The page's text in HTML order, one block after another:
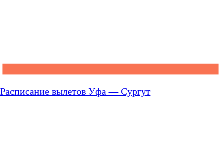
Расписание вылетов Уфа — Сургут